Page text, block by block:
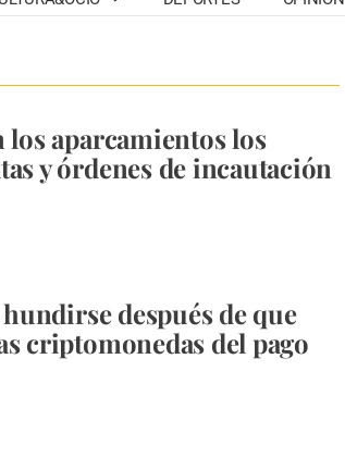
aparcamientos los
y órdenes de incautación
después de que
criptomonedas del pago